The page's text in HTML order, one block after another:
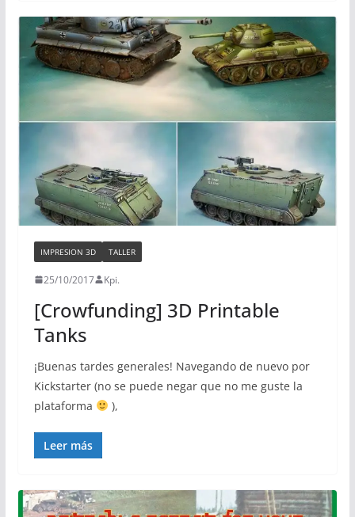
IMPRESION 3D TALLER
25/10/2017 Kpi.
[Crowfunding] 3D Printable
Tanks
¡Buenas tardes generales! Navegando de nuevo por
Kickstarter (no se puede negar que no me guste la
plataforma
),
Leer más